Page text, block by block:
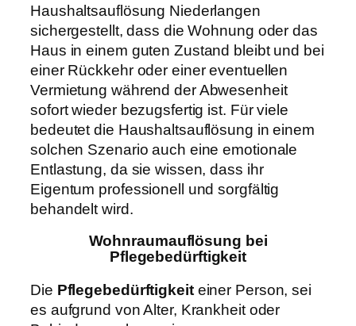
Haushaltsauflösung Niederlangen
sichergestellt, dass die Wohnung oder das
Haus in einem guten Zustand bleibt und bei
einer Rückkehr oder einer eventuellen
Vermietung während der Abwesenheit
sofort wieder bezugsfertig ist. Für viele
bedeutet die Haushaltsauflösung in einem
solchen Szenario auch eine emotionale
Entlastung, da sie wissen, dass ihr
Eigentum professionell und sorgfältig
behandelt wird.
Wohnraumauflösung bei
Pflegebedürftigkeit
Die Pflegebedürftigkeiteiner Person, sei
es aufgrund von Alter, Krankheit oder